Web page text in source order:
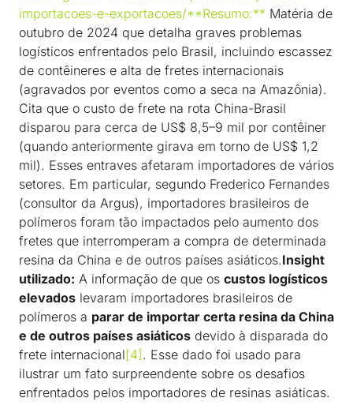
importacoes-e-exportacoes/**Resumo:** Matéria de
outubro de 2024 que detalha graves problemas
logísticos enfrentados pelo Brasil, incluindo escassez
de contêineres e alta de fretes internacionais
(agravados por eventos como a seca na Amazônia).
Cita que o custo de frete na rota China-Brasil
disparou para cerca de US$ 8,5–9 mil por contêiner
(quando anteriormente girava em torno de US$ 1,2
mil). Esses entraves afetaram importadores de vários
setores. Em particular, segundo Frederico Fernandes
(consultor da Argus), importadores brasileiros de
polímeros foram tão impactados pelo aumento dos
fretes que interromperam a compra de determinada
resina da China e de outros países asiáticos.Insight
utilizado: A informação de que os custos logísticos
elevados levaram importadores brasileiros de
polímeros a parar de importar certa resina da China
e de outros países asiáticos devido à disparada do
frete internacional[4] . Esse dado foi usado para
ilustrar um fato surpreendente sobre os desafios
enfrentados pelos importadores de resinas asiáticas.